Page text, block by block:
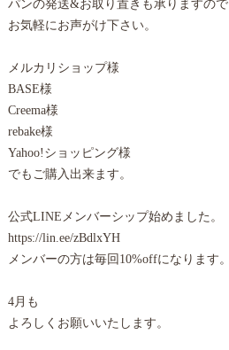
パンの発送&お取り置きも承りますので
お気軽にお声がけ下さい。
メルカリショップ様
BASE様
Creema様
rebake様
Yahoo!ショッピング様
でもご購入出来ます。
公式LINEメンバーシップ始めました。
https://lin.ee/zBdlxYH
メンバーの方は毎回10%offになります。
4月も
よろしくお願いいたします。